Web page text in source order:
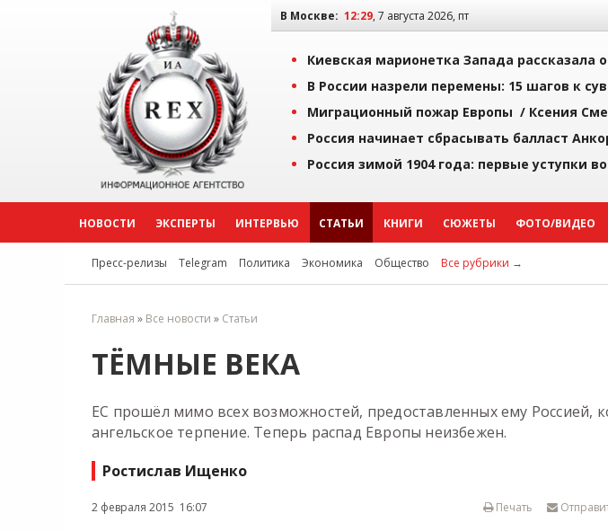
В Москве: 12:29, 7 августа 2026, пт
Киевская марионетка Запада рассказала
В России назрели перемены: 15 шагов к
Миграционный пожар Европы / Ксения
Россия начинает сбрасывать балласт
Россия зимой 1904 года: первые уступки
НОВОСТИ ЭКСПЕРТЫ ИНТЕРВЬЮ СТАТЬИ КНИГИ СЮЖЕТЫ ФОТО/ВИДЕО
Пресс-релизы Telegram Политика Экономика Общество Все рубрики →
Главная » Все новости » Статьи
ТЁМНЫЕ ВЕКА
ЕС прошёл мимо всех возможностей, предоставленных ему Россией,
ангельское терпение. Теперь распад Европы неизбежен.
Ростислав Ищенко
2 февраля 2015 16:07 Печать